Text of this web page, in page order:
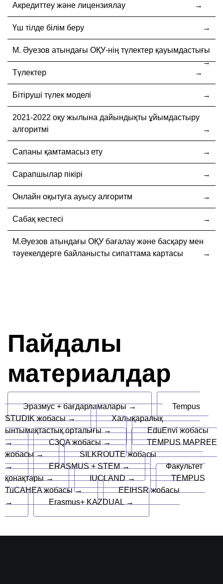
Акредиттеу және лицензиялау
Үш тілде білім беру
М. Әуезов атындағы ОҚУ-нің түлектер қауымдастығы
Түлектер
Бітіруші түлек моделі
2021-2022 оқу жылына дайындықты ұйымдастыру
алгоритмі
Сапаны қамтамасыз ету
Сарапшылар пікірі
Онлайн оқытуға ауысу алгоритм
Сабақ кестесі
М.Әуезов атындағы ОҚУ бағалау және басқару мен
тәуекелдерге байланысты сипаттама картасы
Пайдалы
материалдар
Эразмус + бағдарламалары →
Tempus
STUDIK жобасы →
Халықаралық
ынтымақтастық орталығы →
EduEnvi жобасы
→
C3QA жобасы →
TEMPUS MAPREE
жобасы →
SILKROUTE жобасы
→
ERASMUS + STEM →
Факультет
қонақтары →
IUCLAND →
TEMPUS
TuCAHEA жобасы →
EEIHSR жобасы
→
Erasmus+ KAZDUAL →